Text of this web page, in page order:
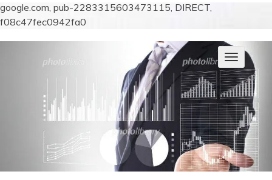
google.com, pub-2283315603473115, DIRECT,
f08c47fec0942fa0
ナ
ビ
ゲ
ー
シ
ョ
ン
を
切
り
替